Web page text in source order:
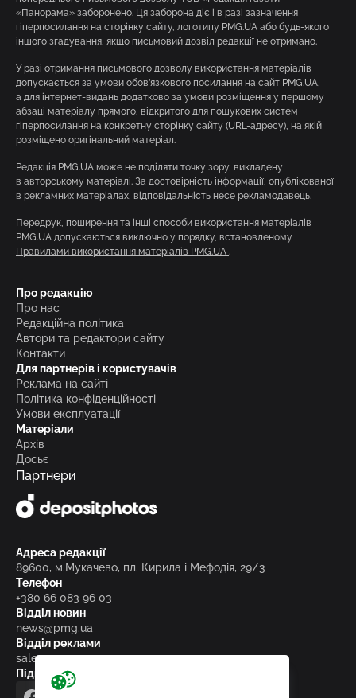
«Панорама» заборонено. Ця заборона діє і в разі зазначення
гіперпосилання на сторінку сайту, логотипу PMG.UA або будь-якого
іншого згадування, якщо письмовий дозвіл редакції не отримано.
У разі отримання письмового дозволу використання матеріалів
допускається за умови обов’язкового посилання на сайт PMG.UA,
а для інтернет-видань додатково за умови розміщення у першому
абзаці матеріалу прямого, відкритого для пошукових систем
гіперпосилання на конкретну сторінку сайту (URL-адресу), на якій
розміщено оригінальний матеріал.
Редакція PMG.UA може не поділяти точку зору, викладену
в авторському матеріалі. За достовірність інформації, опублікованої
в рекламних матеріалах, відповідальність несе рекламодавець.
Передрук, поширення та інші способи використання матеріалів
PMG.UA допускаються виключно у порядку, встановленому
Правилами використання матеріалів PMG.UA .
Про редакцію
Про нас
Редакційна політика
Автори та редактори сайту
Контакти
Для партнерів і користувачів
Реклама на сайті
Політика конфіденційності
Умови експлуатації
Матеріали
Архів
Досьє
Партнери
Адреса редакції
89600, м.Мукачево, пл. Кирила і Мефодія, 29/3
Телефон
+380 66 083 96 03
Відділ новин
news@pmg.ua
Відділ реклами
sales@pmg.ua
Підписуйтесь на нас у соціальних мережах